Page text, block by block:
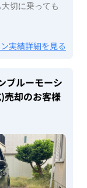
切に乗っても
実績詳細を見る
ブルーモーシ
売却のお客様